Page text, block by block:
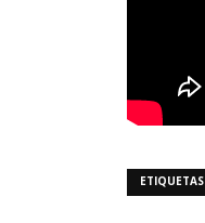
ETIQUETAS